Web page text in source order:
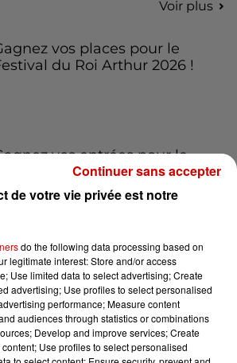
Voir plus
vos places pour le
du Roi Arthur 2026 !
vos entrées pour le
Musée du Sport Automobile au
Mans !
vous invite à
Xperiences !
de votre vie privée est notre
do the following data processing based on
legitimate interest: Store and/or access
Use limited data to select advertising; Create
advertising; Use profiles to select personalised
performance; Measure content
audiences through statistics or combinations
Develop and improve services; Create
Use profiles to select personalised
Continuer sans accepter